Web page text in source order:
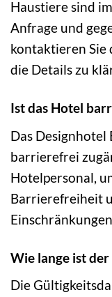
Haustiere sind
Anfrage und
kontaktieren Sie
die Details zu
Ist das Hotel
Das Designhotel
barrierefrei
Hotelpersonal,
Barrierefreiheit
Wie lange ist
Die